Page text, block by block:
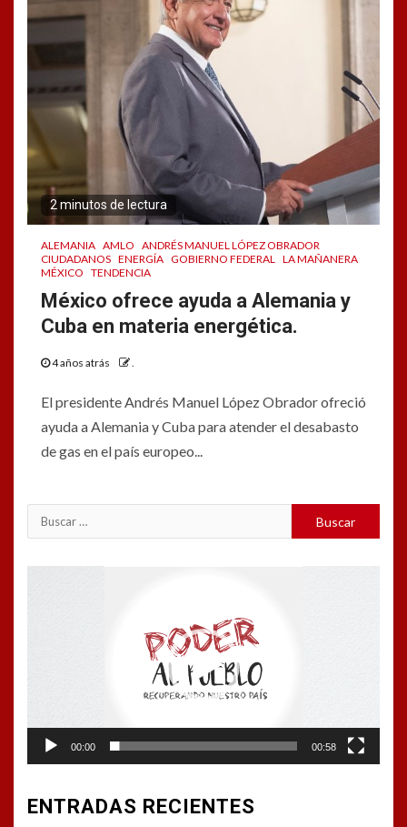
2 minutos de lectura
ALEMANIA AMLO ANDRÉS MANUEL LÓPEZ OBRADOR
CIUDADANOS ENERGÍA GOBIERNO FEDERAL LA MAÑANERA
MÉXICO TENDENCIA
México ofrece ayuda a Alemania y
Cuba en materia energética.
4 años atrás .
El presidente Andrés Manuel López Obrador ofreció
ayuda a Alemania y Cuba para atender el desabasto
de gas en el país europeo...
Buscar:
00:00 00:58
ENTRADAS RECIENTES